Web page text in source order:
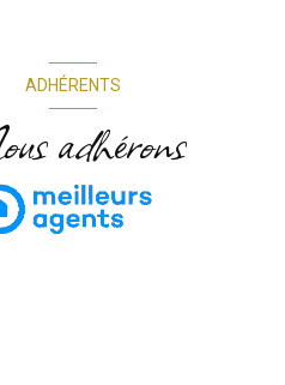
ADHÉRENTS
adhérons